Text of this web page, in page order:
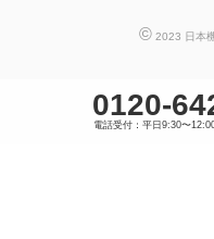
0120-
電話受付：平日9:30〜
©2023 日本